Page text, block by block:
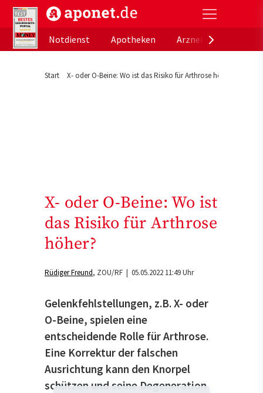
aponet.de - Das offizielle Gesundheitsportal der
Notdienst
Apotheken
Start X- oder O-Beine: Wo ist das Risiko für Arthrose höher?
X- oder O-Beine: Wo ist
das Risiko für Arthrose
höher?
Rüdiger Freund ZOU/RF | 05.05.2022 11:49 Uhr
Gelenkfehlstellungen, z.B. X- oder
O-Beine, spielen eine
entscheidende Rolle für Arthrose.
Eine Korrektur der falschen
Ausrichtung kann den Knorpel
schützen und seine Degeneration